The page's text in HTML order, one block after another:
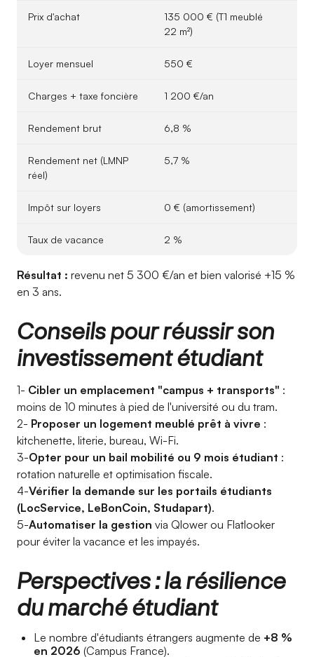
Prix d'achat
135 000 € (T1 meublé
22 m²)
Loyer mensuel 550 €
Charges + taxe foncière 1 200 €/an
Rendement brut 6,8 %
Rendement net (LMNP
réel)
5,7 %
Impôt sur loyers 0 € (amortissement)
Taux de vacance 2 %
Résultat : revenu net 5 300 €/an et bien valorisé +15 %
en 3 ans.
Conseils pour réussir son
investissement étudiant
1- Cibler un emplacement "campus + transports" :
moins de 10 minutes à pied de l'université ou du tram.
2- Proposer un logement meublé prêt à vivre :
kitchenette, literie, bureau, Wi-Fi.
3-Opter pour un bail mobilité ou 9 mois étudiant :
rotation naturelle et optimisation fiscale.
4-Vérifier la demande sur les portails étudiants
(LocService, LeBonCoin, Studapart).
5-Automatiser la gestion via Qlower ou Flatlooker
pour éviter la vacance et les impayés.
Perspectives : la résilience
du marché étudiant
Le nombre d'étudiants étrangers augmente de +8 %
en 2026 (Campus France).